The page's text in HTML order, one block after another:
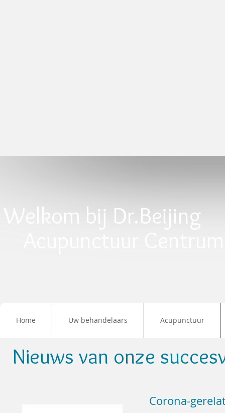
Welkom bij
Home Uw behandelaars Acupunctuur
Nieuws van onze
Corona-